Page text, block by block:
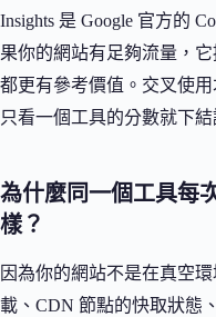
Insights 是 Google 官方的
果你的網站有足夠流量，
都更有參考價值。交叉使
只看一個工具的分數就下結
為什麼同一個工具每
樣？
因為你的網站不是在真空
載、CDN 節點的快取狀態